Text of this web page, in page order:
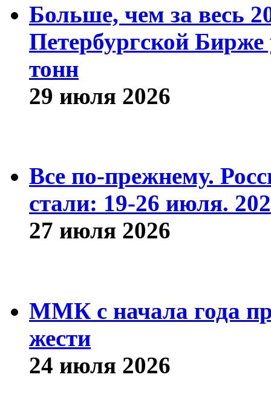
Больше, чем за весь
Петербургской
тонн
29 июля 2026
Все по-прежнему.
стали: 19-26 июля.
27 июля 2026
ММК с начала года
жести
24 июля 2026